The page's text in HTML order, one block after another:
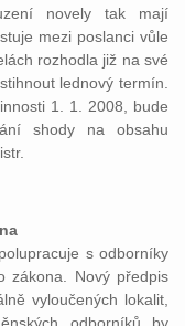
novely tak mají
mezi poslanci vůle
rozhodla již na své
lednový termín.
1. 1. 2008, bude
shody na obsahu
s odborníky
zákona. Nový předpis
vyloučených lokalit,